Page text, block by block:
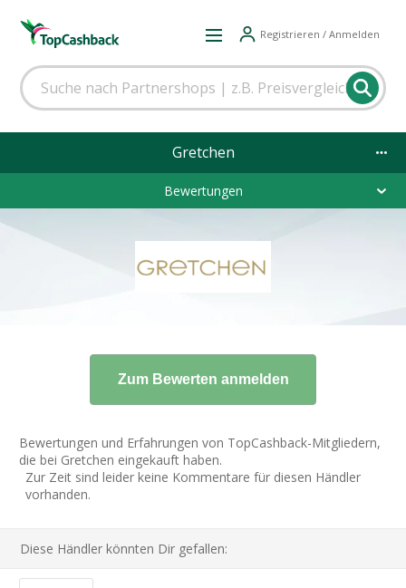
Registrieren / Anmelden
Gretchen
Bewertungen
Bewertungen und Erfahrungen von TopCashback-Mitgliedern,
die bei Gretchen eingekauft haben.
Zur Zeit sind leider keine Kommentare für diesen Händler
vorhanden.
Diese Händler könnten Dir gefallen: